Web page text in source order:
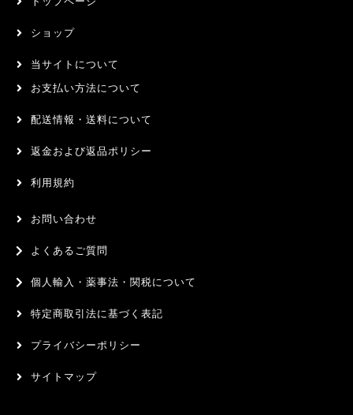
ショップ
当サイトについて
お支払い方法について
配送情報・送料について
返金および返品ポリシー
利用規約
お問い合わせ
よくあるご質問
個人輸入・薬事法・関税について
特定商取引法に基づく表記
プライバシーポリシー
サイトマップ